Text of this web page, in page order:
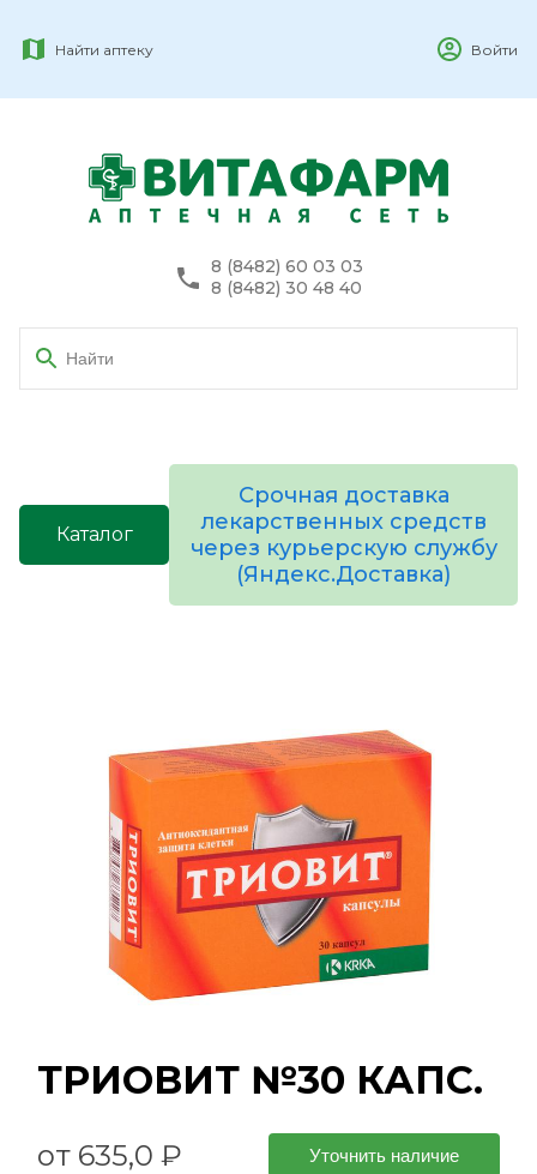
Найти аптеку Войти
8 (8482) 60 03 03
8 (8482) 30 48 40
Каталог
Срочная доставка
лекарственных средств
через курьерскую службу
(Яндекс.Доставка)
ТРИОВИТ №30 КАПС.
от 635,0 ₽ Уточнить наличие